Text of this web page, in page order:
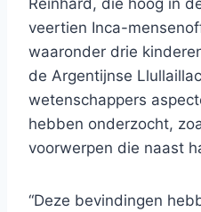
Reinhard, die hoog in
veertien Inca-
waaronder drie
de Argentijnse
wetenschappers
hebben onderzocht,
voorwerpen die naast
“Deze bevindingen